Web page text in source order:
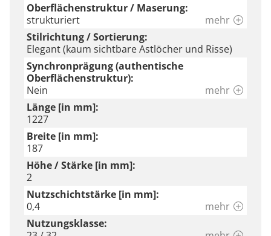
Oberflächenstruktur / Maserung:
strukturiert
mehr
Stilrichtung / Sortierung:
Elegant (kaum sichtbare Astlöcher und Risse)
Synchronprägung (authentische
Oberflächenstruktur):
Nein
mehr
Länge [in mm]:
1227
Breite [in mm]:
187
Höhe / Stärke [in mm]:
2
Nutzschichtstärke [in mm]:
0,4
mehr
Nutzungsklasse: